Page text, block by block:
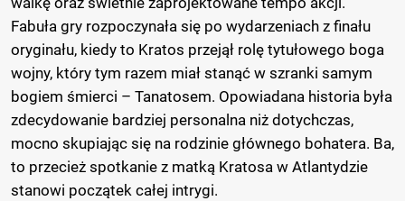
Fabuła gry rozpoczynała się po wydarzeniach z finału
oryginału, kiedy to Kratos przejął rolę tytułowego boga
wojny, który tym razem miał stanąć w szranki samym
bogiem śmierci – Tanatosem. Opowiadana historia była
zdecydowanie bardziej personalna niż dotychczas,
mocno skupiając się na rodzinie głównego bohatera. Ba,
to przecież spotkanie z matką Kratosa w Atlantydzie
stanowi początek całej intrygi.